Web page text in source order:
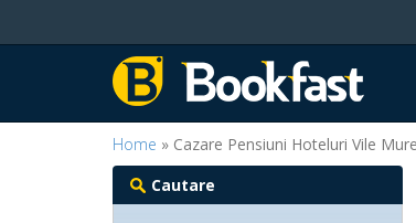
Home » Cazare Pensiuni Hoteluri Vile
Cautare